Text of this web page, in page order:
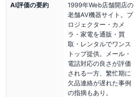
AI評価の要約
1999年Web店舗開店の
老舗AV機器サイト。プ
ロジェクター・カメ
ラ・家電を通販・買
取・レンタルでワンス
トップ提供。メール・
電話対応の良さが評価
される一方、繁忙期に
欠品連絡が遅れた事例
の指摘もあり。